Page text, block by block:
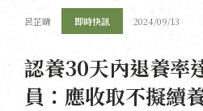
呂芷晴 即時快訊 2024/09/13
認養30天內退養率
員：應收取不擬續